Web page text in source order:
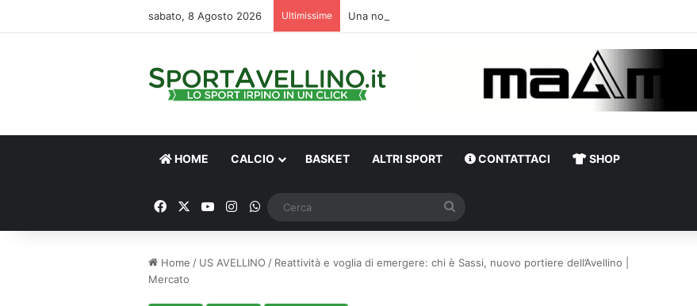
sabato, 8 Agosto 2026 Ultimissime
HOME CALCIO BASKET ALTRI SPORT CONTATTACI SHOP
FacebookYou TubeInstagram
WhatsApp
Home / US AVELLINO / Reattività e voglia di emergere: chi è Sassi, nuovo portiere dell’Avellino |
Mercato